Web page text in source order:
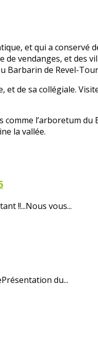
et qui a conservé
vendanges, et des
Barbarin de Revel-
et de sa collégiale.
l’arboretum
la vallée.
!!...Nous vous...
du...